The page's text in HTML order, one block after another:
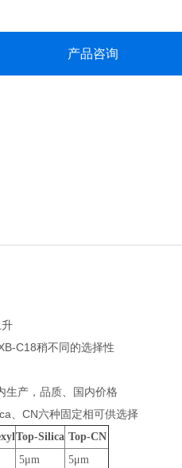
产品咨询
C18稍不同的选择性
生产，品质、国内价格
、CN六种固定相可供选择
Top-Silica Top-CN
5μm
5μm